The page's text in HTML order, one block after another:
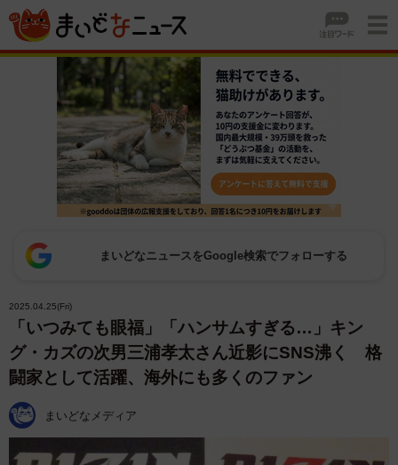
まいどなニュースをGoogle検索でフォローする
2025.04.25(Fri)
「いつみても眼福」「ハンサムすぎる…」キン
グ・カズの次男三浦孝太さん近影にSNS沸く 格
闘家として活躍、海外にも多くのファン
まいどなメディア